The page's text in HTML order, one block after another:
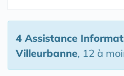
4 Assistance
Villeurbanne, 12 à